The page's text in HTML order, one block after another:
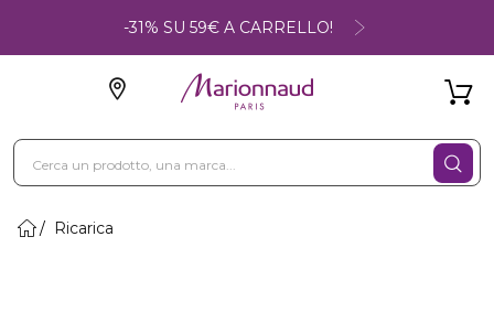
-31% SU 59€ A CARRELLO!
Ricarica